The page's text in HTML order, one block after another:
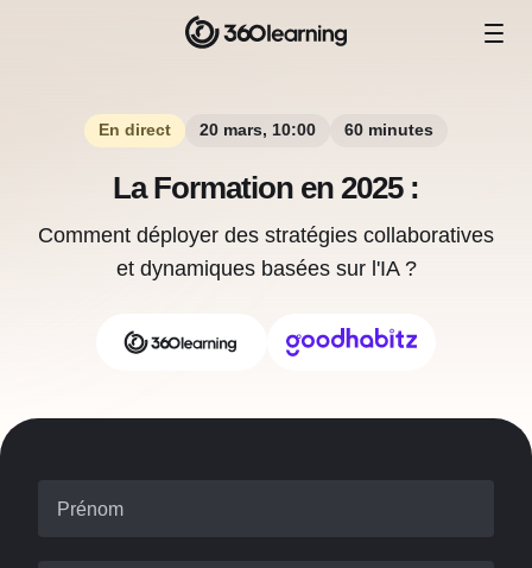
En direct 20 mars, 10:00 60 minutes
La Formation en 2025 :
Comment déployer des stratégies collaboratives
et dynamiques basées sur l'IA ?
Prénom